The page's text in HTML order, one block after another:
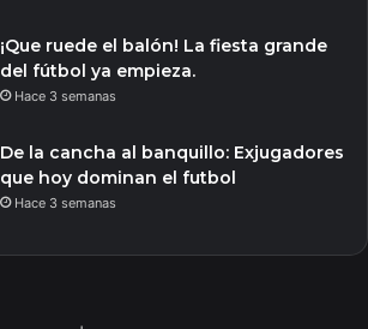
¡Que ruede el balón! La fiesta grande
del fútbol ya empieza.
Hace 3 semanas
De la cancha al banquillo: Exjugadores
que hoy dominan el futbol
Hace 3 semanas